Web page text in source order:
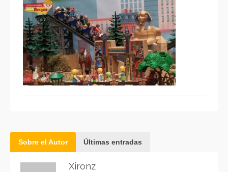
Sobre el Autor Últimas entradas
Xironz